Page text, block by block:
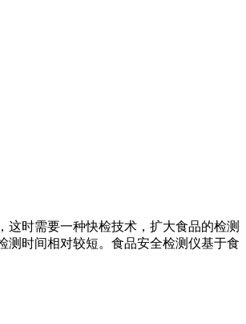
时需要一种快检技术，扩大食品的检测
测时间相对较短。食品安全检测仪基于食